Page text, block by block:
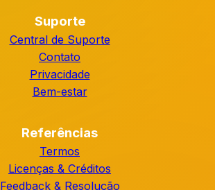
Suporte
Central de Suporte
Contato
Privacidade
Bem-estar
Referências
Termos
Licenças & Créditos
Feedback & Resolução